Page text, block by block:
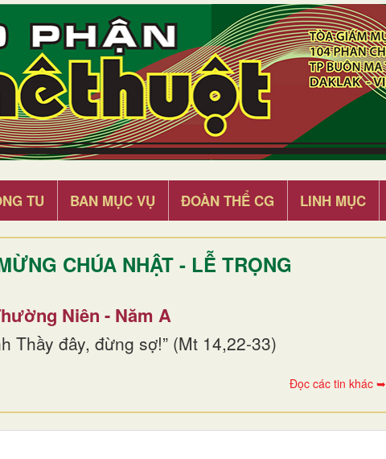
TU BAN MỤC VỤ ĐOÀN THỂ CG LINH MỤC
CHÚA NHẬT - LỄ TRỌNG
Niên - Năm A
Thầy đây, đừng sợ!” (Mt 14,22-33)
Đọc các tin khác ➥